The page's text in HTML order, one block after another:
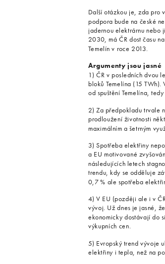
Další otázkou je, zda pro
podpora bude na české
jadernou elektrárnu nebo
2030, má ČR dost času
Temelín v roce 2013.
Argumenty jsou jasné
1) ČR v posledních dvou
bloků Temelína (15
od spuštění Temelína,
2) Za předpokladu trvale
prodloužení životnosti
maximálním a šetrným
3) Spotřeba elektřiny
a EU motivované
následujících letech
trendu, kdy se odděluje
0,7 % ale spotřeba
4) V EU (později ale i v
vývoj. Už dnes je jasné,
ekonomicky dostávají do
výkupních cen.
5) Evropský trend vývoje
elektřiny i tepla, než na